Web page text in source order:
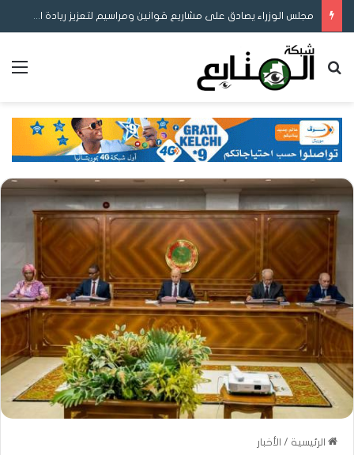
مجلس الوزراء يصادق على مشاريع قوانين ومراسيم لتعزيز ريادة الأعمال والمحتوى المحلي وإصلاح التوثيق والتعليم
بحث عن
الرئيسية / الأخبار